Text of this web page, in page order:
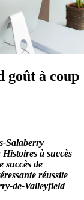
goût à coup
Salaberry
à succès
succès de
réussite
de-Valleyfield